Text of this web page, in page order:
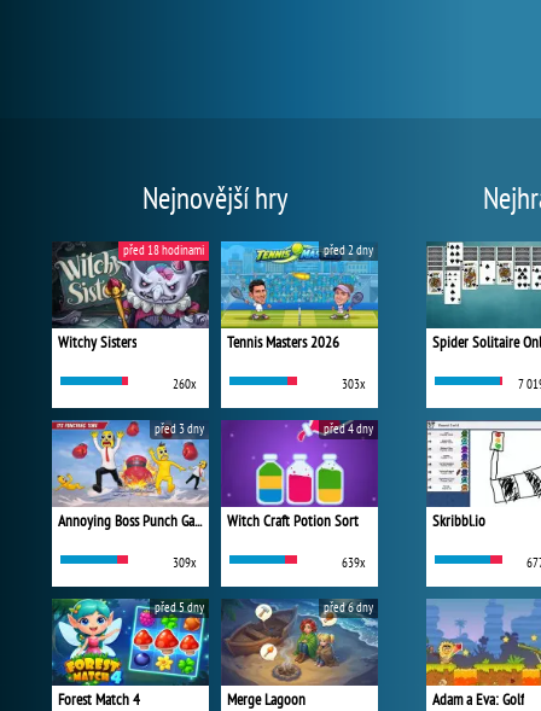
Nejnovější hry
Witchy Sisters
260x
před 18 hodinami
Tennis Masters 2026
303x
před 2 dny
Annoying Boss Punch Game
309x
před 3 dny
Witch Craft Potion Sort
639x
před 4 dny
Forest Match 4
před 5 dny
Merge Lagoon
před 6 dny
Spider Solitaire
7
Skribbl.io
Adam a Eva: Golf